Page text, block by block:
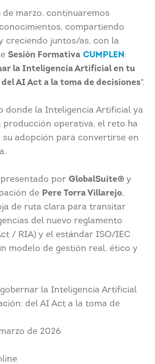
de marzo, continuaremos
compartiendo
creciendo juntos/as, con la
Sesión Formativa CUMPLEN:
la Inteligencia Artificial en tu
AI Act a la toma de decisiones".
donde la Inteligencia Artificial ya
producción operativa, el reto ha
su adopción para convertirse en
presentado por GlobalSuite® y
de Pere Torra Villarejo,
de ruta clara para transitar
del nuevo reglamento
/ RIA) y el estándar ISO/IEC
modelo de gestión real, ético y
la Inteligencia Artificial
del AI Act a la toma de
de 2026